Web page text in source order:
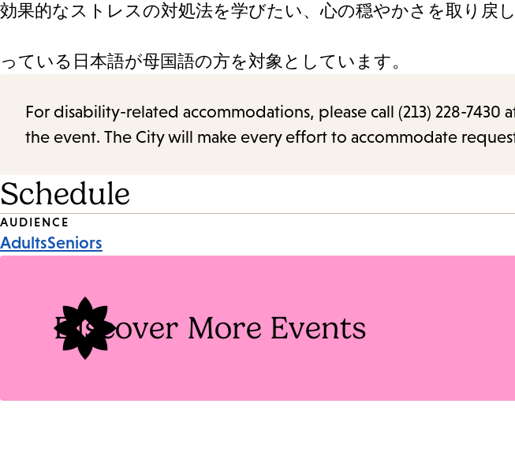
効果的なストレスの対処法を学びたい、⼼の穏やかさを取り戻
っている⽇本語が⺟国語の⽅を対象としています。
For disability-related accommodations, please call (213) 228-7430
the event. The City will make every effort to accommodate
Schedule
Event
AUDIENCE
AdultsSeniors
Discover More Events